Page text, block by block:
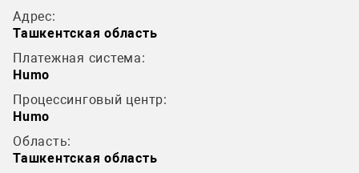
Адрес:
Ташкентская область
Платежная система:
Humo
Процессинговый центр:
Humo
Область:
Ташкентская область